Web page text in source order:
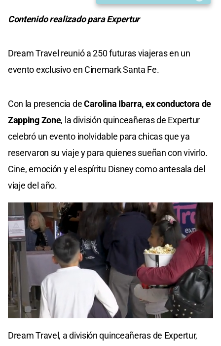
Contenido realizado para Expertur
Dream Travel reunió a 250 futuras viajeras en un
evento exclusivo en Cinemark Santa Fe.
Con la presencia deCarolina Ibarra, ex conductora de
Zapping Zone, la división quinceañeras de Expertur
celebró un evento inolvidable para chicas que ya
reservaron su viaje y para quienes sueñan con vivirlo.
Cine, emoción y el espíritu Disney como antesala del
viaje del año.
Dream Travel, a división quinceañeras de Expertur,